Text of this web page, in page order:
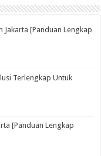
Jakarta [Panduan Lengkap
Terlengkap Untuk
[Panduan Lengkap